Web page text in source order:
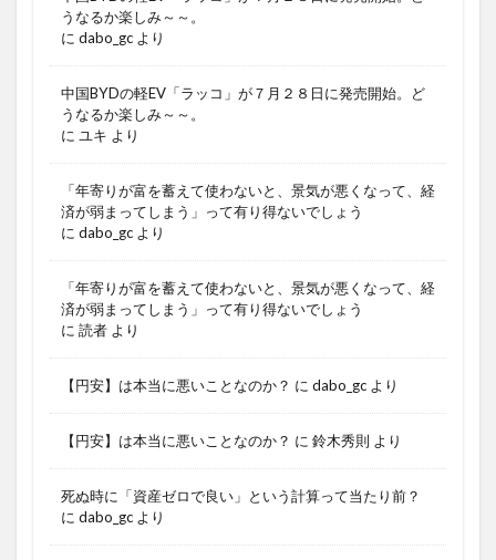
うなるか楽しみ～～。
に dabo_gc より
中国BYDの軽EV「ラッコ」が７月２８日に発売開始。ど
うなるか楽しみ～～。
に ユキ より
「年寄りが富を蓄えて使わないと、景気が悪くなって、経
済が弱まってしまう」って有り得ないでしょう
に dabo_gc より
「年寄りが富を蓄えて使わないと、景気が悪くなって、経
済が弱まってしまう」って有り得ないでしょう
に 読者 より
【円安】は本当に悪いことなのか？ に dabo_gc より
【円安】は本当に悪いことなのか？ に 鈴木秀則 より
死ぬ時に「資産ゼロで良い」という計算って当たり前？
に dabo_gc より